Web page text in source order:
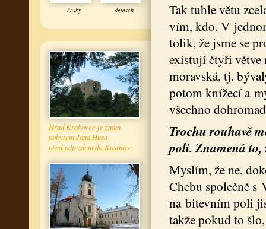
česky deutsch
Hrad Krakovec je znám
pobytem Jana Husa
před odjezdem do Kostnice
Tak tuhle větu
vím, kdo. V
tolik, že jsme se
existují čtyři větve
moravská, tj.
potom knížecí a
všechno
Trochu rouhavě
poli. Znamená to,
Myslím, že ne,
Chebu společně s
na bitevním poli
takže pokud to